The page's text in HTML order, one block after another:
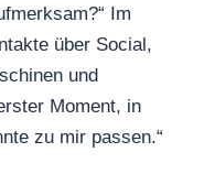
Im
über Social,
und
Moment, in
zu mir passen.“